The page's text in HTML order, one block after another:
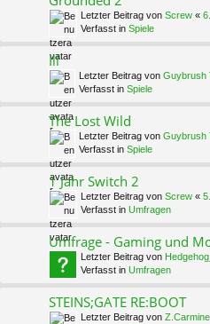
Letzter Beitrag von Screw «
Verfasst in Spiele
Ill
Letzter Beitrag von Guybrush
Verfasst in Spiele
The Lost Wild
Letzter Beitrag von Guybrush
Verfasst in Spiele
1 Jahr Switch 2
Letzter Beitrag von Screw «
Verfasst in Umfragen
Umfrage - Gaming und
Letzter Beitrag von
Verfasst in Umfragen
STEINS;GATE RE:BOOT
Letzter Beitrag von Z.Carmine